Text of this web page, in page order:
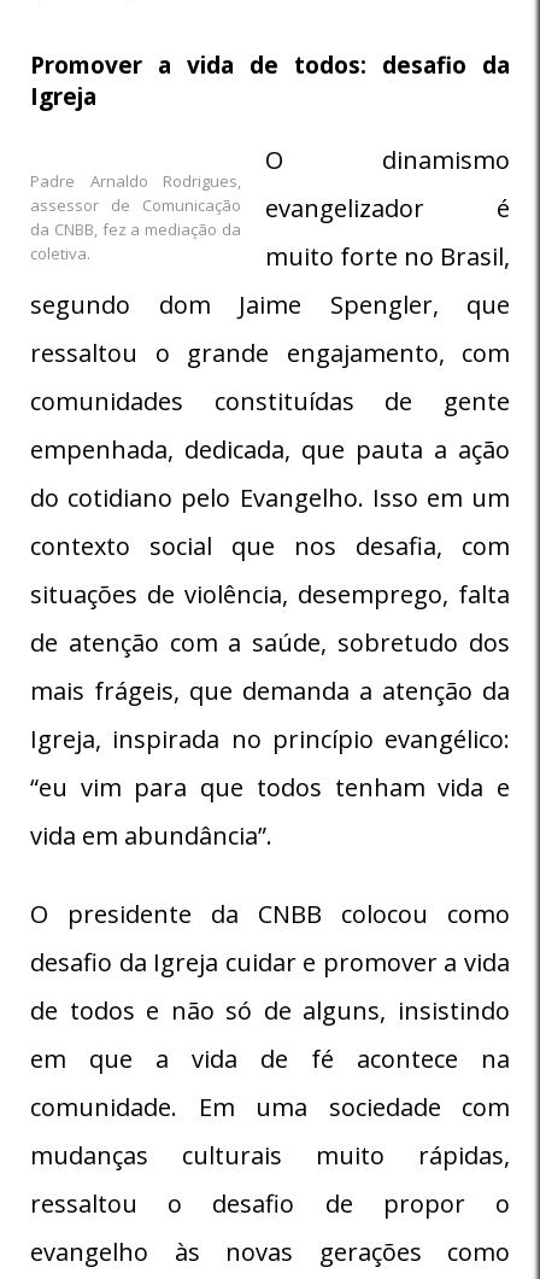
Promover a vida de todos: desafio da
Igreja
Padre Arnaldo Rodrigues,
assessor de Comunicação
da CNBB, fez a mediação da
coletiva.
O dinamismo
evangelizador é
muito forte no Brasil,
segundo dom Jaime Spengler, que
ressaltou o grande engajamento, com
comunidades constituídas de gente
empenhada, dedicada, que pauta a ação
do cotidiano pelo Evangelho. Isso em um
contexto social que nos desafia, com
situações de violência, desemprego, falta
de atenção com a saúde, sobretudo dos
mais frágeis, que demanda a atenção da
Igreja, inspirada no princípio evangélico:
“eu vim para que todos tenham vida e
vida em abundância”.
O presidente da CNBB colocou como
desafio da Igreja cuidar e promover a vida
de todos e não só de alguns, insistindo
em que a vida de fé acontece na
comunidade. Em uma sociedade com
mudanças culturais muito rápidas,
ressaltou o desafio de propor o
evangelho às novas gerações como